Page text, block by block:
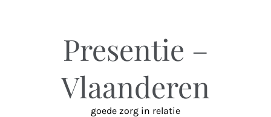
Presentie –
Vlaanderen
goede zorg in relatie